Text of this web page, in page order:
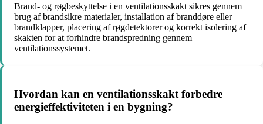
Brand- og røgbeskyttelse i en ventilationsskakt sikres gennem
brug af brandsikre materialer, installation af branddøre eller
brandklapper, placering af røgdetektorer og korrekt isolering af
skakten for at forhindre brandspredning gennem
ventilationssystemet.
Hvordan kan en ventilationsskakt forbedre
energieffektiviteten i en bygning?